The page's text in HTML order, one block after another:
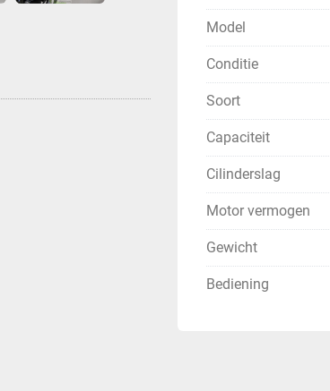
Model
Conditie
Soort
Capaciteit
Cilinderslag
Motor vermogen
Gewicht
Bediening